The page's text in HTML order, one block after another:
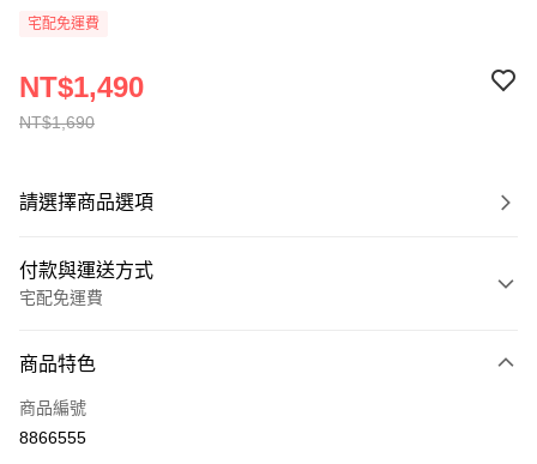
宅配免運費
NT$1,690
NT$1,490
請選擇商品選項
付款與運送方式
宅配免運費
全家線上支付
運送方式
商品特色
商品編號
8866555